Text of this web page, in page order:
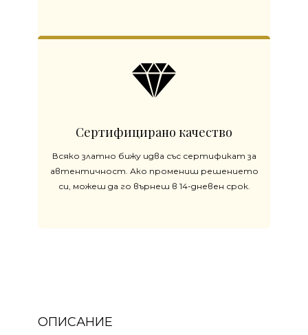
Сертифицирано качество
Всяко златно бижу идва със сертификат за
автентичност. Ако промениш решението
си, можеш да го върнеш в 14-дневен срок.
ОПИСАНИЕ